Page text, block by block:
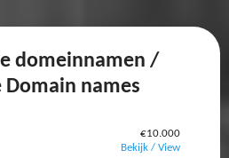
domeinnamen /
Domain names
€10.000
Bekijk / View